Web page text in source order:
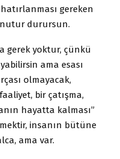
gereken
durursun.
gerek yoktur, çünkü
ama esası
olmayacak,
bir çatışma,
hayatta kalması”
insanın bütüne
ama var.